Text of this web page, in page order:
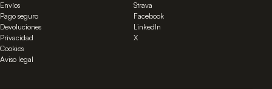
Envíos
Pago seguro
Devoluciones
Privacidad
Cookies
Aviso legal
Strava
Facebook
LinkedIn
X